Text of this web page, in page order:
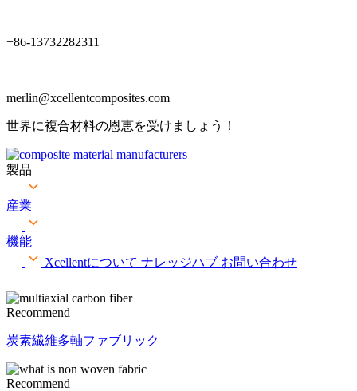
+86-13732282311
merlin@xcellentcomposites.com
世界に複合材料の恩恵を受けましょう！
製品
産業
機能
Xcellentについて ナレッジハブ お問い合わせ
Recommend
炭素繊維多軸ファブリック
Recommend